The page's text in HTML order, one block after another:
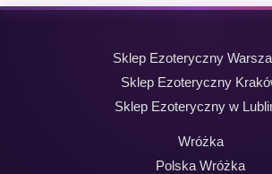
Sklep Ezoteryczny
Sklep Ezoteryczny
Sklep Ezoteryczny w
Wróżka
Polska Wróżka